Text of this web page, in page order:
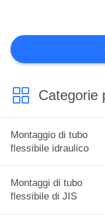
Categorie
Montaggio di tubo
flessibile idraulico
Montaggi di tubo
flessibile di JIS